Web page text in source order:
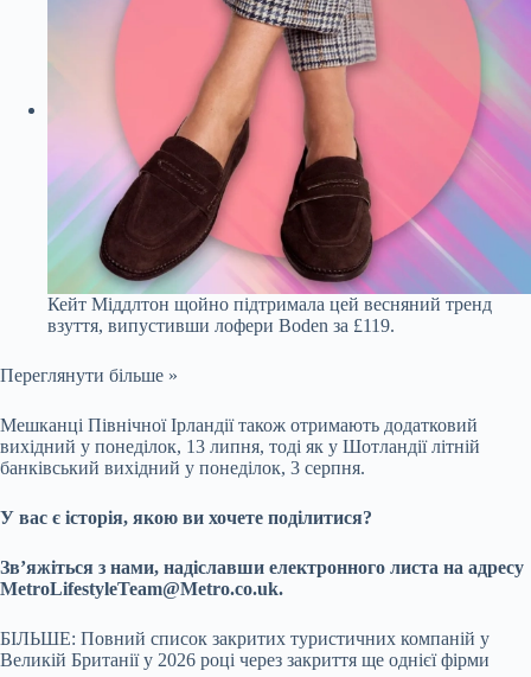
Кейт Міддлтон щойно підтримала цей весняний тренд
взуття, випустивши лофери Boden за £119.
Переглянути більше »
Мешканці Північної Ірландії також отримають додатковий
вихідний у понеділок, 13 липня, тоді як у Шотландії літній
банківський вихідний у понеділок, 3 серпня.
У вас є історія, якою ви хочете поділитися?
Зв’яжіться з нами, надіславши електронного листа на адресу
MetroLifestyleTeam@Metro.co.uk.
БІЛЬШЕ: Повний список закритих туристичних компаній у
Великій Британії у 2026 році через закриття ще однієї фірми